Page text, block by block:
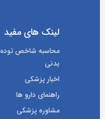
لینک های مفید
محاسبه شاخص توده
بدنی
اخبار پزشکی
راهنمای دارو ها
مشاوره پزشکی